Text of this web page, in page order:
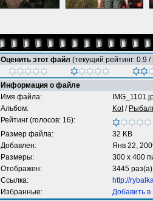
Оценить этот файл (текущий рейтинг: 0.9 /
Информация о файле
Имя файла:
Альбом:
Kot/
Рейтинг (голосов: 16):
Размер файла:
32 KB
Добавлен:
Янв 22,
Размеры:
300 x 400
Отображен:
3445 раз(а)
Ссылка:
http://
Избранные:
Добавить